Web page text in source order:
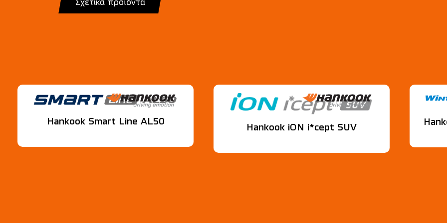
Σχετικά προϊόντα
Hankook Smart Line AL50
Hankook iON i*cept SUV